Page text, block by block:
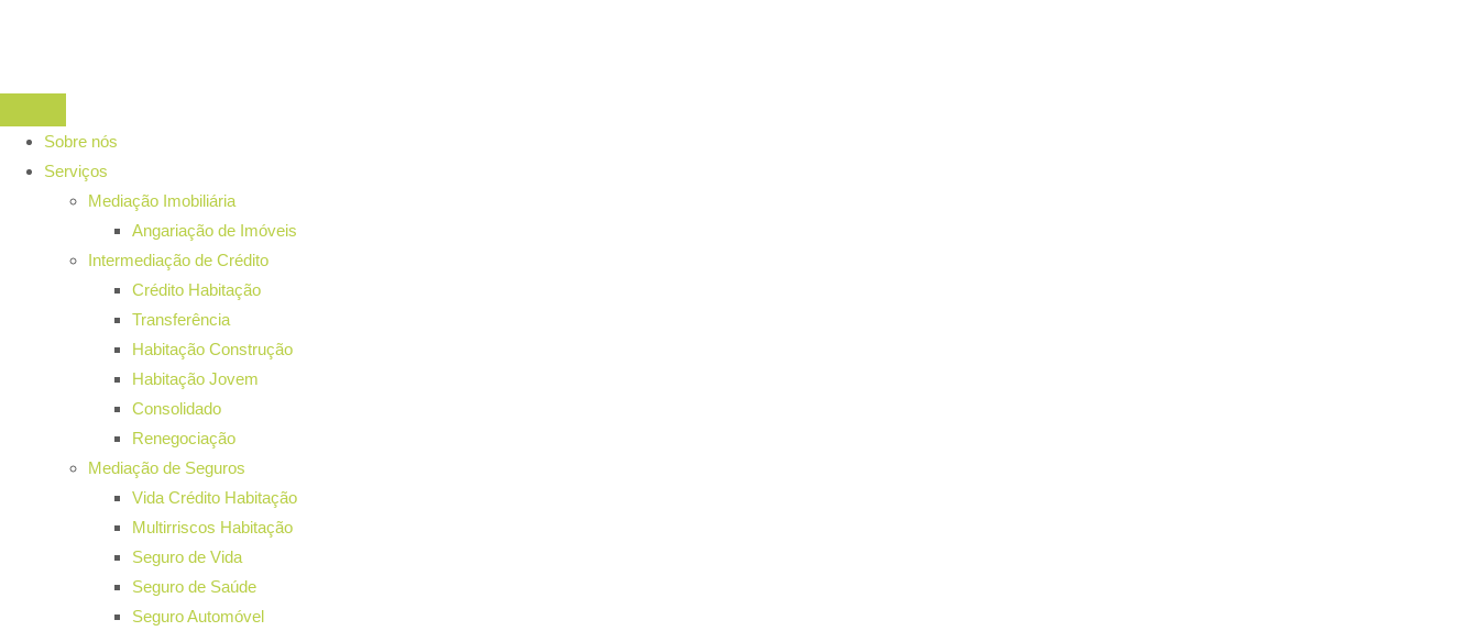
Sobre nós
Serviços
Mediação Imobiliária
Angariação de Imóveis
Intermediação de Crédito
Crédito Habitação
Transferência
Habitação Construção
Habitação Jovem
Consolidado
Renegociação
Mediação de Seguros
Vida Crédito Habitação
Multirriscos Habitação
Seguro de Vida
Seguro de Saúde
Seguro Automóvel